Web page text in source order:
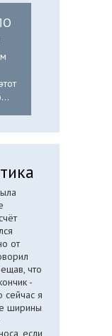
от
что
-
сейчас я
ширины
если